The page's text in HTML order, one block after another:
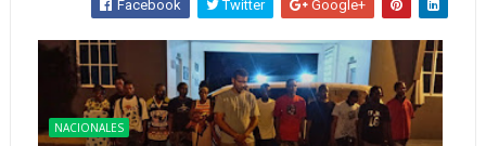
Facebook Twitter Google+
NACIONALES